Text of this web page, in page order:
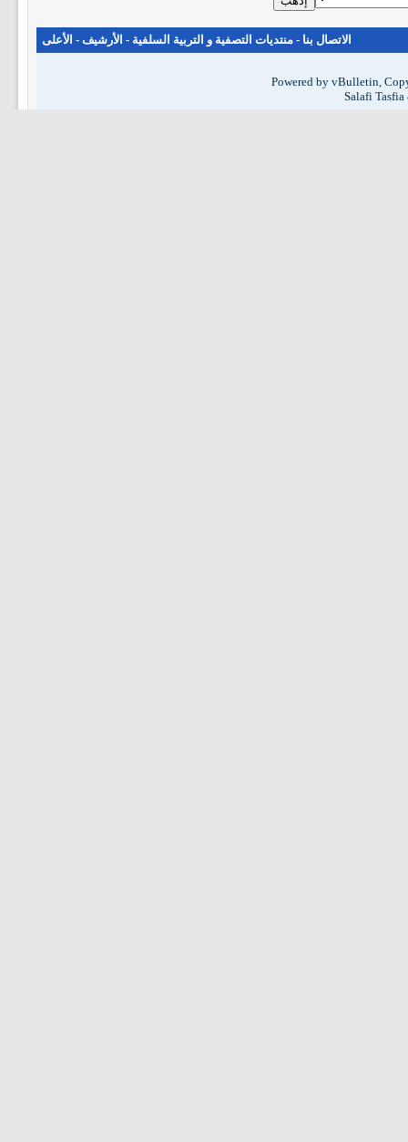
الاتصال بنا - منتديات التصفية و التربية السلفية - الأرشيف - الأعلى
Powered by vBulletin,
Salafi